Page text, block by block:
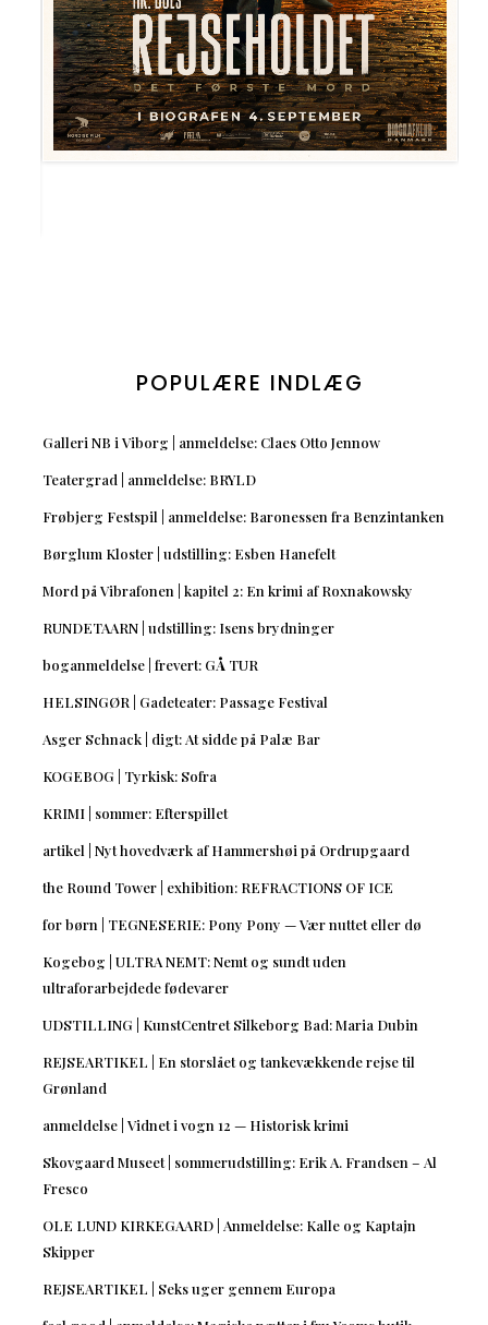
POPULÆRE INDLÆG
Galleri NB i Viborg | anmeldelse: Claes Otto Jennow
Teatergrad | anmeldelse: BRYLD
Frøbjerg Festspil | anmeldelse: Baronessen fra Benzintanken
Børglum Kloster | udstilling: Esben Hanefelt
Mord på Vibrafonen | kapitel 2: En krimi af Roxnakowsky
RUNDETAARN | udstilling: Isens brydninger
boganmeldelse | frevert: GÅ TUR
HELSINGØR | Gadeteater: Passage Festival
Asger Schnack | digt: At sidde på Palæ Bar
KOGEBOG | Tyrkisk: Sofra
KRIMI | sommer: Efterspillet
artikel | Nyt hovedværk af Hammershøi på Ordrupgaard
the Round Tower | exhibition: REFRACTIONS OF ICE
for børn | TEGNESERIE: Pony Pony — Vær nuttet eller dø
Kogebog | ULTRA NEMT: Nemt og sundt uden
ultraforarbejdede fødevarer
UDSTILLING | KunstCentret Silkeborg Bad: Maria Dubin
REJSEARTIKEL | En storslået og tankevækkende rejse til
Grønland
anmeldelse | Vidnet i vogn 12 — Historisk krimi
Skovgaard Museet | sommerudstilling: Erik A. Frandsen – Al
Fresco
OLE LUND KIRKEGAARD | Anmeldelse: Kalle og Kaptajn
Skipper
REJSEARTIKEL | Seks uger gennem Europa